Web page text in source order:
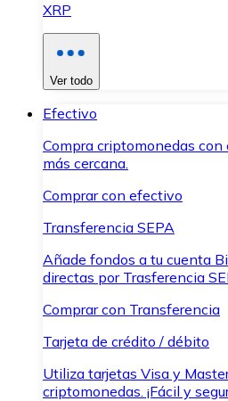
XRP
Ver todo
Efectivo
Compra criptomonedas
más cercana.
Comprar con efectivo
Transferencia SEPA
Añade fondos a tu cuenta
directas por Trasferencia
Comprar con Transferencia
Tarjeta de crédito / débito
Utiliza tarjetas Visa y
criptomonedas. ¡Fácil y